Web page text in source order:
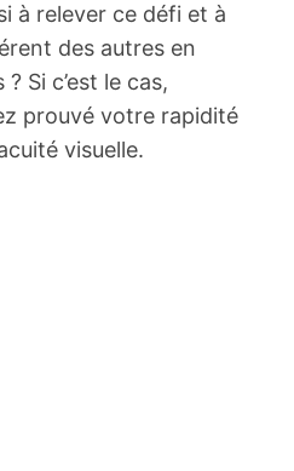
à relever ce défi et à
des autres en
Si c’est le cas,
prouvé votre rapidité
visuelle.